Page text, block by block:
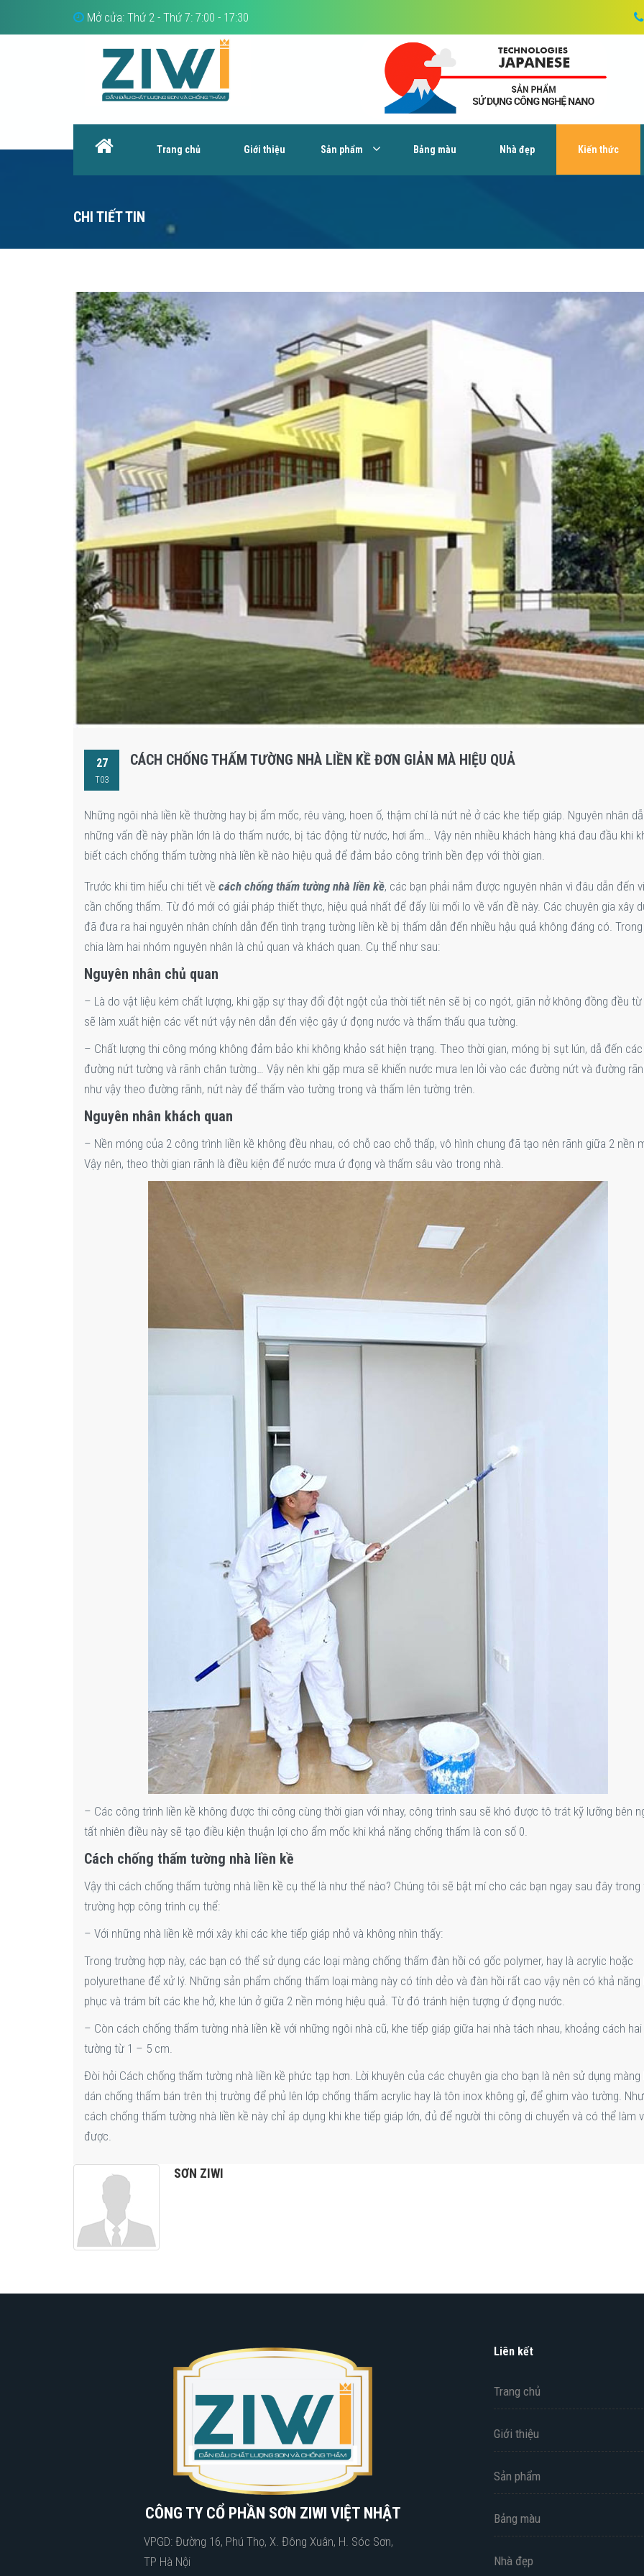
Mở cửa: Thứ 2 - Thứ 7: 7:00 - 17:30
Trang chủ Giới thiệu Sản phẩm Bảng màu Nhà đẹp Kiến thức
CHI TIẾT TIN
27
T03
CÁCH CHỐNG THẤM TƯỜNG NHÀ LIỀN KỀ ĐƠN GIẢN MÀ HIỆU QUẢ
Những ngôi nhà liền kề thường hay bị ẩm mốc, rêu vàng, hoen ố, thậm chí là nứt nẻ ở các khe tiếp giáp. Nguyên nhân
những vấn đề này phần lớn là do thấm nước, bị tác động từ nước, hơi ẩm… Vậy nên nhiều khách hàng khá đau đầu khi
biết cách chống thấm tường nhà liền kề nào hiệu quả để đảm bảo công trình bền đẹp với thời gian.
Trước khi tìm hiểu chi tiết về cách chống thấm tường nhà liền kề, các bạn phải nắm được nguyên nhân vì đâu dẫn đến
cần chống thấm. Từ đó mới có giải pháp thiết thực, hiệu quả nhất để đẩy lùi mối lo về vấn đề này. Các chuyên gia xây
đã đưa ra hai nguyên nhân chính dẫn đến tình trạng tường liền kề bị thấm dẫn đến nhiều hậu quả không đáng có.
chia làm hai nhóm nguyên nhân là chủ quan và khách quan. Cụ thể như sau:
Nguyên nhân chủ quan
– Là do vật liệu kém chất lượng, khi gặp sự thay đổi đột ngột của thời tiết nên sẽ bị co ngót, giãn nở không đồng đều
sẽ làm xuất hiện các vết nứt vậy nên dẫn đến việc gây ứ đọng nước và thẩm thấu qua tường.
– Chất lượng thi công móng không đảm bảo khi không khảo sát hiện trạng. Theo thời gian, móng bị sụt lún, dẫ đến các
đường nứt tường và rãnh chân tường… Vậy nên khi gặp mưa sẽ khiến nước mưa len lỏi vào các đường nứt và đường
như vậy theo đường rãnh, nứt này để thấm vào tường trong và thấm lên tường trên.
Nguyên nhân khách quan
– Nền móng của 2 công trình liền kề không đều nhau, có chỗ cao chỗ thấp, vô hình chung đã tạo nên rãnh giữa 2 nền
Vậy nên, theo thời gian rãnh là điều kiện để nước mưa ứ đọng và thấm sâu vào trong nhà.
– Các công trình liền kề không được thi công cùng thời gian với nhay, công trình sau sẽ khó được tô trát kỹ lưỡng bên
tất nhiên điều này sẽ tạo điều kiện thuận lợi cho ẩm mốc khi khả năng chống thấm là con số 0.
Cách chống thấm tường nhà liền kề
Vậy thì cách chống thấm tường nhà liền kề cụ thế là như thế nào? Chúng tôi sẽ bật mí cho các bạn ngay sau đây trong
trường hợp công trình cụ thể:
– Với những nhà liền kề mới xây khi các khe tiếp giáp nhỏ và không nhìn thấy:
Trong trường hợp này, các bạn có thể sử dụng các loại màng chống thấm đàn hồi có gốc polymer, hay là acrylic hoặc
polyurethane để xử lý. Những sản phẩm chống thấm loại màng này có tính dẻo và đàn hồi rất cao vậy nên có khả năng
phục và trám bít các khe hở, khe lún ở giữa 2 nền móng hiệu quả. Từ đó tránh hiện tượng ứ đọng nước.
– Còn cách chống thấm tường nhà liền kề với những ngôi nhà cũ, khe tiếp giáp giữa hai nhà tách nhau, khoảng cách hai
tường từ 1 – 5 cm.
Đòi hỏi Cách chống thấm tường nhà liền kề phức tạp hơn. Lời khuyên của các chuyên gia cho bạn là nên sử dụng màng
dán chống thấm bán trên thị trường để phủ lên lớp chống thấm acrylic hay là tôn inox không gỉ, để ghim vào tường.
cách chống thấm tường nhà liền kề này chỉ áp dụng khi khe tiếp giáp lớn, đủ để người thi công di chuyển và có thể làm
được.
SƠN ZIWI
CÔNG TY CỔ PHẦN SƠN ZIWI VIỆT NHẬT
VPGD: Đường 16, Phú Thọ, X. Đông Xuân, H. Sóc Sơn,
TP Hà Nội
Liên kết
Trang chủ
Giới thiệu
Sản phẩm
Bảng màu
Nhà đẹp